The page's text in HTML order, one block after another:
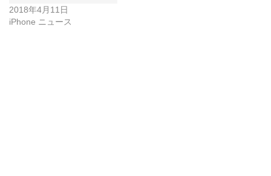
2018年4月11日
iPhone ニュース